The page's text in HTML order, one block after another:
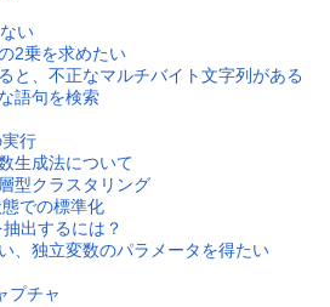
い
2乗を求めたい
と、不正なマルチバイト文字列がある
語句を検索
行
生成法について
型クラスタリング
態での標準化
出するには？
、独立変数のパラメータを得たい
プチャ